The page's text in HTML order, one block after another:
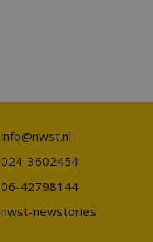
info@nwst.nl
024-3602454
06-42798144
nwst-newstories